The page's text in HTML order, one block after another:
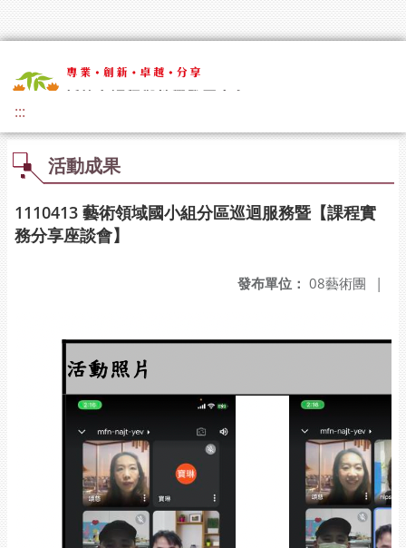
:::
活動成果
1110413 藝術領域國小組分區巡迴服務暨【課程實
務分享座談會】
發布單位： 08藝術團 |